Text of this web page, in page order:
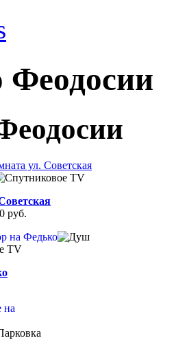
Феодосии
руб.